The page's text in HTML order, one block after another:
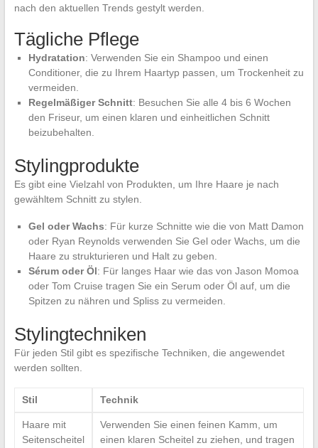
nach den aktuellen Trends gestylt werden.
Tägliche Pflege
Hydratation: Verwenden Sie ein Shampoo und einen
Conditioner, die zu Ihrem Haartyp passen, um Trockenheit zu
vermeiden.
Regelmäßiger Schnitt: Besuchen Sie alle 4 bis 6 Wochen
den Friseur, um einen klaren und einheitlichen Schnitt
beizubehalten.
Stylingprodukte
Es gibt eine Vielzahl von Produkten, um Ihre Haare je nach
gewähltem Schnitt zu stylen.
Gel oder Wachs: Für kurze Schnitte wie die von Matt Damon
oder Ryan Reynolds verwenden Sie Gel oder Wachs, um die
Haare zu strukturieren und Halt zu geben.
Sérum oder Öl: Für langes Haar wie das von Jason Momoa
oder Tom Cruise tragen Sie ein Serum oder Öl auf, um die
Spitzen zu nähren und Spliss zu vermeiden.
Stylingtechniken
Für jeden Stil gibt es spezifische Techniken, die angewendet
werden sollten.
Stil Technik
Haare mit
Seitenscheitel
Verwenden Sie einen feinen Kamm, um
einen klaren Scheitel zu ziehen, und tragen